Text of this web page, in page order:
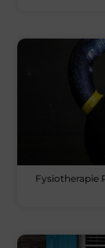
Fysiotherapie